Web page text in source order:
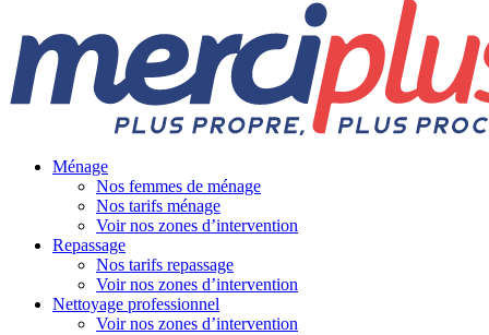
Ménage
Nos femmes de ménage
Nos tarifs ménage
Voir nos zones d’intervention
Repassage
Nos tarifs repassage
Voir nos zones d’intervention
Nettoyage professionnel
Voir nos zones d’intervention